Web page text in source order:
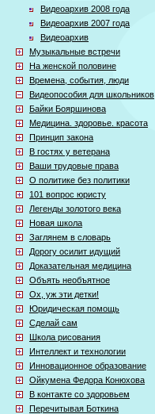
Видеоархив 2008 года
Видеоархив 2007 года
Видеоархив
Музыкальные встречи
На женской половине
Времена, события, люди
Видеопособия для школьников
Байки Бояршинова
Медицина. здоровье. красота
Принцип закона
В гостях у ветерана
Ваши трудовые права
О политике без политики
101 вопрос юристу
Легенды золотого века
Новая школа
Заглянем в словарь
Дорогу осилит идущий
Доказательная медицина
Объять необъятное
Ох, уж эти детки!
Юридическая помощь
Сделай сам
Школа рисования
Интеллект и технологии
Инновационное образование
Ойкумена Федора Конюхова
В контакте со здоровьем
Перечитывая Боткина